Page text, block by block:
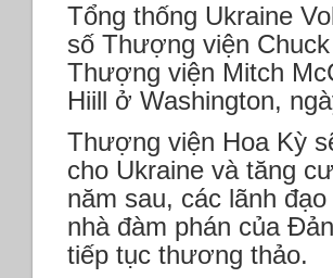
Tổng thống Ukraine
số Thượng viện
Thượng viện Mitch
Hiill ở Washington,
Thượng viện Hoa Kỳ
cho Ukraine và tăng
năm sau, các lãnh
nhà đàm phán của
tiếp tục thương thảo.